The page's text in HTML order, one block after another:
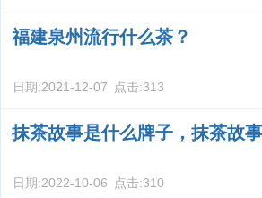
福建泉州流行什么茶？
日期:2021-12-07 点击:313
抹茶故事是什么牌子，抹茶故
日期:2022-10-06 点击:310